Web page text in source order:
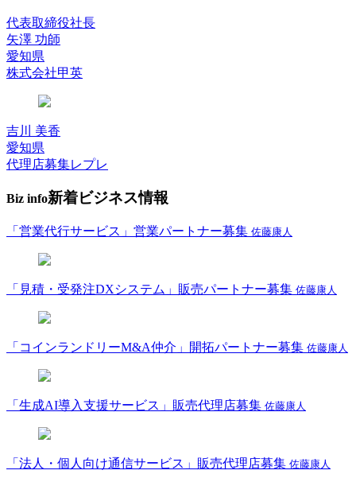
代表取締役社長
矢澤 功師
愛知県
株式会社甲英
吉川 美香
愛知県
代理店募集レプレ
Biz info新着ビジネス情報
「営業代行サービス」営業パートナー募集 佐藤康人
「見積・受発注DXシステム」販売パートナー募集 佐藤康人
「コインランドリーM&A仲介」開拓パートナー募集 佐藤康人
「生成AI導入支援サービス」販売代理店募集 佐藤康人
「法人・個人向け通信サービス」販売代理店募集 佐藤康人